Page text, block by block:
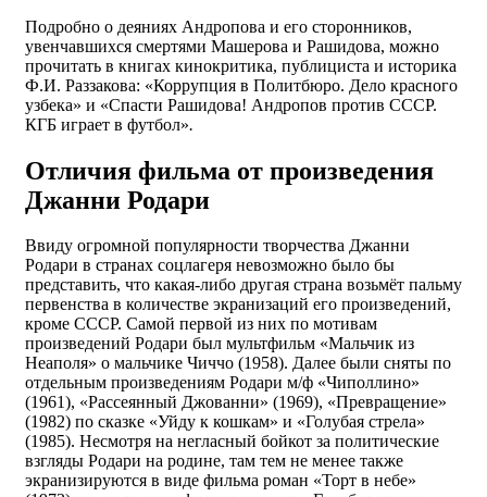
Подробно о деяниях Андропова и его сторонников,
увенчавшихся смертями Машерова и Рашидова, можно
прочитать в книгах кинокритика, публициста и историка
Ф.И. Раззакова: «Коррупция в Политбюро. Дело красного
узбека» и «Спасти Рашидова! Андропов против СССР.
КГБ играет в футбол».
Отличия фильма от произведения
Джанни Родари
Ввиду огромной популярности творчества Джанни
Родари в странах соцлагеря невозможно было бы
представить, что какая-либо другая страна возьмёт пальму
первенства в количестве экранизаций его произведений,
кроме СССР. Самой первой из них по мотивам
произведений Родари был мультфильм «Мальчик из
Неаполя» о мальчике Чиччо (1958). Далее были сняты по
отдельным произведениям Родари м/ф «Чиполлино»
(1961), «Рассеянный Джованни» (1969), «Превращение»
(1982) по сказке «Уйду к кошкам» и «Голубая стрела»
(1985). Несмотря на негласный бойкот за политические
взгляды Родари на родине, там тем не менее также
экранизируются в виде фильма роман «Торт в небе»